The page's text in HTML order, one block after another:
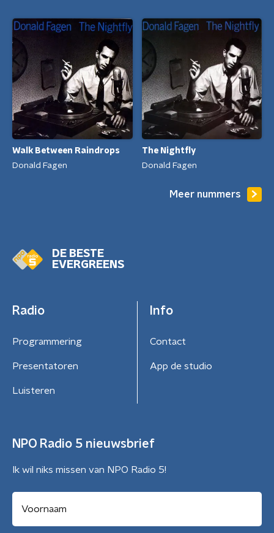
Walk Between Raindrops
Donald Fagen
The Nightfly
Donald Fagen
Meer nummers
DE BESTE
EVERGREENS
Radio
Programmering
Presentatoren
Luisteren
Info
Contact
App de studio
NPO Radio 5 nieuwsbrief
Ik wil niks missen van NPO Radio 5!